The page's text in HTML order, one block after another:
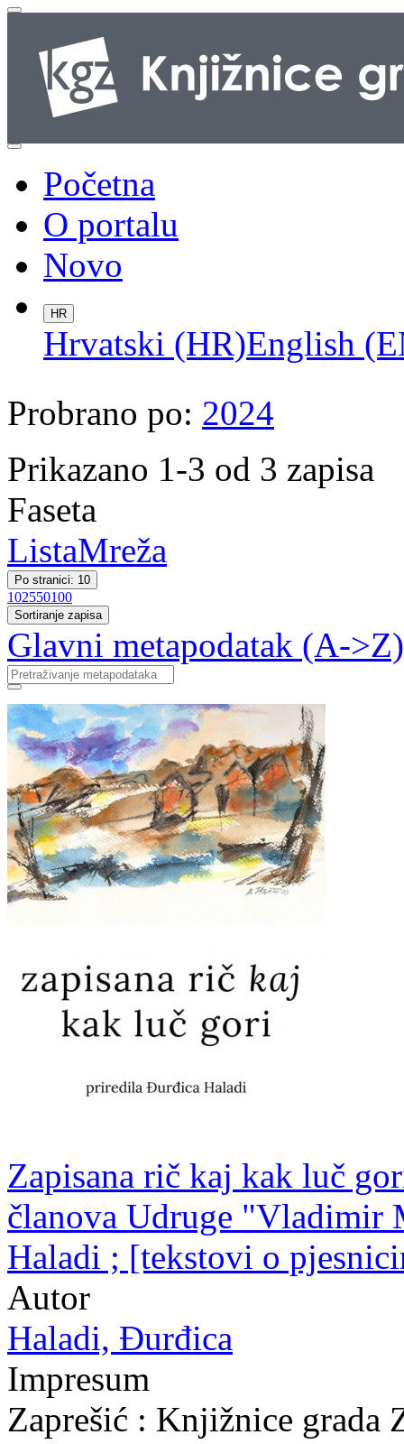
Početna
O portalu
Novo
HR
Hrvatski (HR)English
Probrano po: 2024
Prikazano 1-3 od 3 zapisa
Faseta
ListaMreža
Po stranici: 10
102550100
Sortiranje zapisa
Glavni metapodatak (A->Z)
Zapisana rič kaj kak luč
članova Udruge
Haladi ; [tekstovi o
Autor
Haladi, Đurđica
Impresum
Zaprešić : Knjižnice grada